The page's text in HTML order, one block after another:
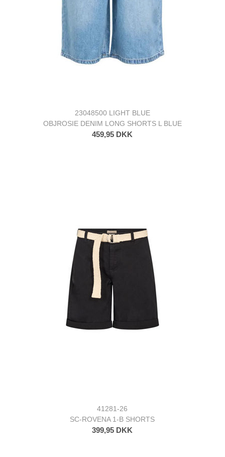
23048500 LIGHT BLUE
OBJROSIE DENIM LONG SHORTS L BLUE
459,95 DKK
41281-26
SC-ROVENA 1-B SHORTS
399,95 DKK